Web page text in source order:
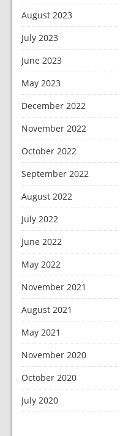
August 2023
July 2023
June 2023
May 2023
December 2022
November 2022
October 2022
September 2022
August 2022
July 2022
June 2022
May 2022
November 2021
August 2021
May 2021
November 2020
October 2020
July 2020